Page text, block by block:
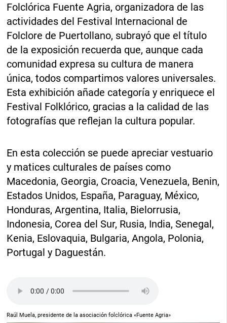
Folclórica Fuente Agria, organizadora de las
actividades del Festival Internacional de
Folclore de Puertollano, subrayó que el título
de la exposición recuerda que, aunque cada
comunidad expresa su cultura de manera
única, todos compartimos valores universales.
Esta exhibición añade categoría y enriquece el
Festival Folklórico, gracias a la calidad de las
fotografías que reflejan la cultura popular.
En esta colección se puede apreciar vestuario
y matices culturales de países como
Macedonia, Georgia, Croacia, Venezuela, Benin,
Estados Unidos, España, Paraguay, México,
Honduras, Argentina, Italia, Bielorrusia,
Indonesia, Corea del Sur, Rusia, India, Senegal,
Kenia, Eslovaquia, Bulgaria, Angola, Polonia,
Portugal y Daguestán.
Raúl Muela, presidente de la asociación folclórica «Fuente Agria»